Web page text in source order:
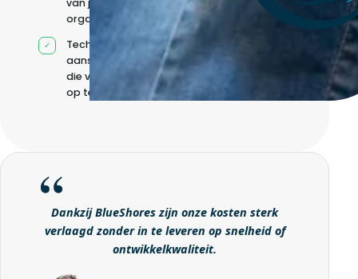
van jouw
organisatie
Technische
aansturing zonder
die volledig intern
op te bouwen
Dankzij BlueShores zijn onze kosten sterk
verlaagd zonder in te leveren op snelheid of
ontwikkelkwaliteit.